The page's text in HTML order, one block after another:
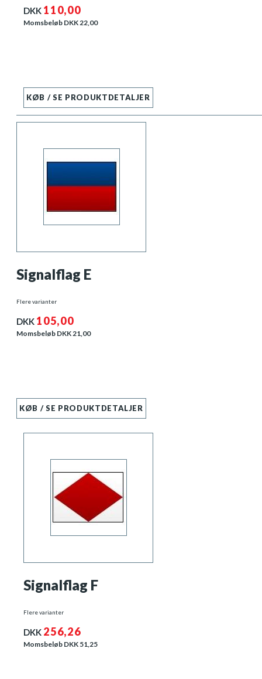
DKK 110,00
Momsbeløb DKK22,00
KØB / SE PRODUKTDETALJER
Signalflag E
Flere varianter
DKK 105,00
Momsbeløb DKK21,00
KØB / SE PRODUKTDETALJER
Signalflag F
Flere varianter
DKK 256,26
Momsbeløb DKK 51,25